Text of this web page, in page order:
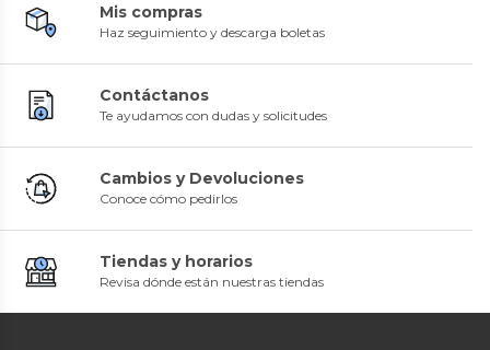
Mis compras
Haz seguimiento y descarga boletas
Contáctanos
Te ayudamos con dudas y solicitudes
Cambios y Devoluciones
Conoce cómo pedirlos
Tiendas y horarios
Revisa dónde están nuestras tiendas